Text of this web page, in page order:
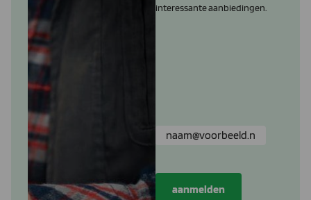
interessante aanbiedingen.